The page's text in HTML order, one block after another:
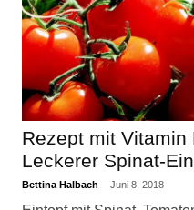
Rezept mit Vitamin
Leckerer Spinat-
Bettina Halbach Juni 8, 2018